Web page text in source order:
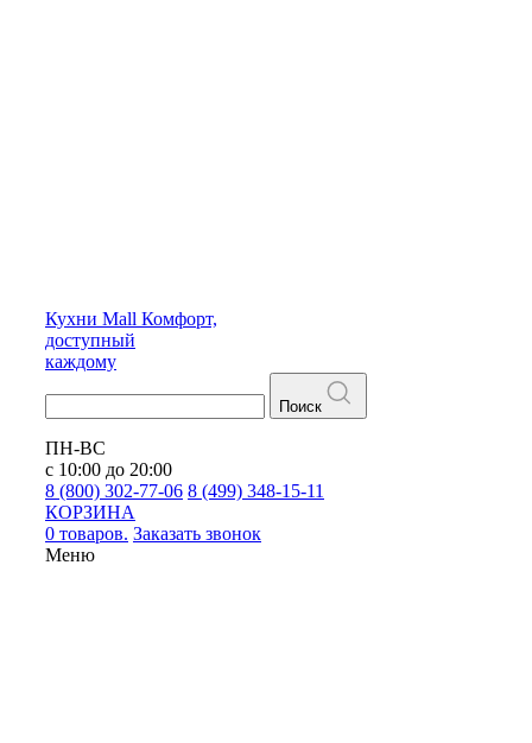
Кухни Mall Комфорт,
доступный
каждому
Поиск
ПН-ВС
с 10:00 до 20:00
8 (800) 302-77-06 8 (499) 348-15-11
КОРЗИНА
0 товаров. Заказать звонок
Меню